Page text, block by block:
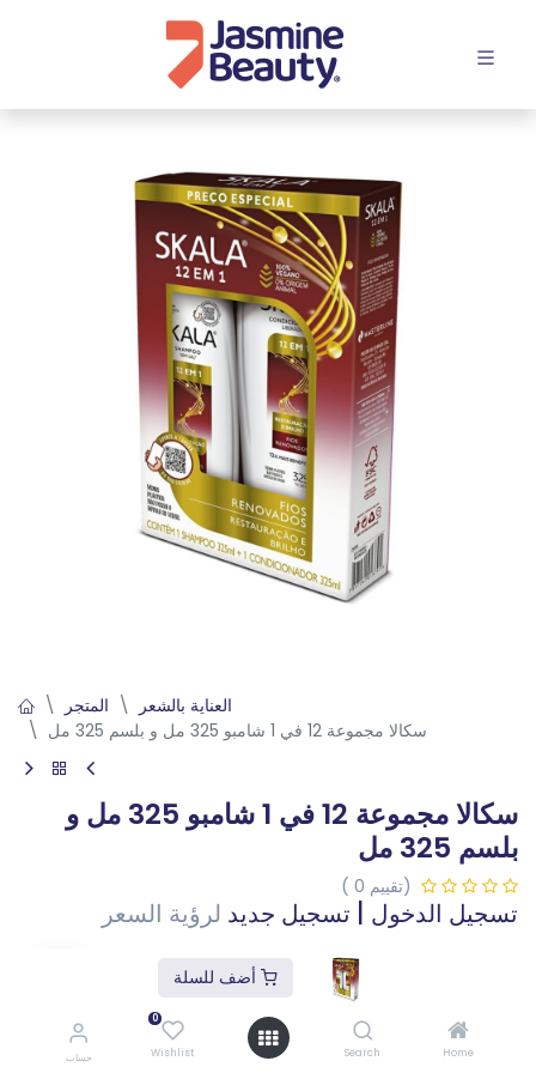
أضف للسلة
Home
Search
0
Wishlist حساب
المتجر
العناية بالشعر
سكالا مجموعة 12 في 1 شامبو 325 مل و بلسم 325 مل
سكالا مجموعة 12 في 1 شامبو 325 مل و
بلسم 325 مل
(تقييم 0 )
تسجيل الدخول تسجيل جديد لرؤية السعر
إضافة إلى قائمة الأمنيات